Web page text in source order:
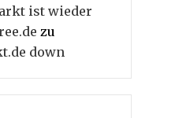
ist wieder
zu
down